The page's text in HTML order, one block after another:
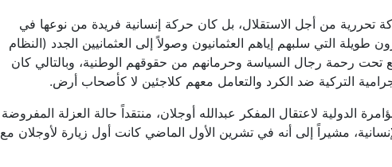
تحررية من أجل الاستقلال، بل كان حركة إنسانية فريدة من نوعها في
التي سلبهم إياهم العثمانيون وصولاً إلى العثمانيين الجدد (النظام
رحمة رجال السياسة وحرمانهم من حقوقهم الوطنية، وبالتالي كان
التركية ضد الكرد والتعامل معهم كلاجئين لا كأصحاب أرض.
الدولية لاعتقال المفكر عبدالله أوجلان، منتقداً حالة العزلة المفروضة
مشيراً إلى أنه في تشرين الأول الماضي كانت أول زيارة لأوجلان مع